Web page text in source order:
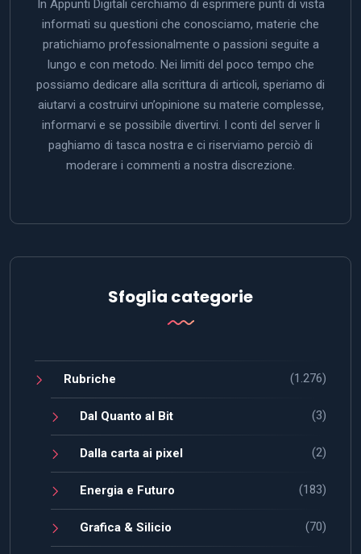
In Appunti Digitali cerchiamo di esprimere punti di vista
informati su questioni che conosciamo, materie che
pratichiamo professionalmente o passioni seguite a
lungo e con metodo. Nei limiti del poco tempo che
possiamo dedicare alla scrittura di articoli, speriamo di
aiutarvi a costruirvi un’opinione su materie complesse,
informarvi e se possibile divertirvi. I conti del server li
paghiamo di tasca nostra e ci riserviamo perciò di
moderare i commenti a nostra discrezione.
Sfoglia categorie
Rubriche (1.276)
Dal Quanto al Bit (3)
Dalla carta ai pixel (2)
Energia e Futuro (183)
Grafica & Silicio (70)